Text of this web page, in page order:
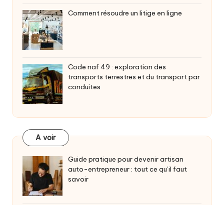
Comment résoudre un litige en ligne
Code naf 49 : exploration des
transports terrestres et du transport par
conduites
A voir
Guide pratique pour devenir artisan
auto-entrepreneur : tout ce qu’il faut
savoir